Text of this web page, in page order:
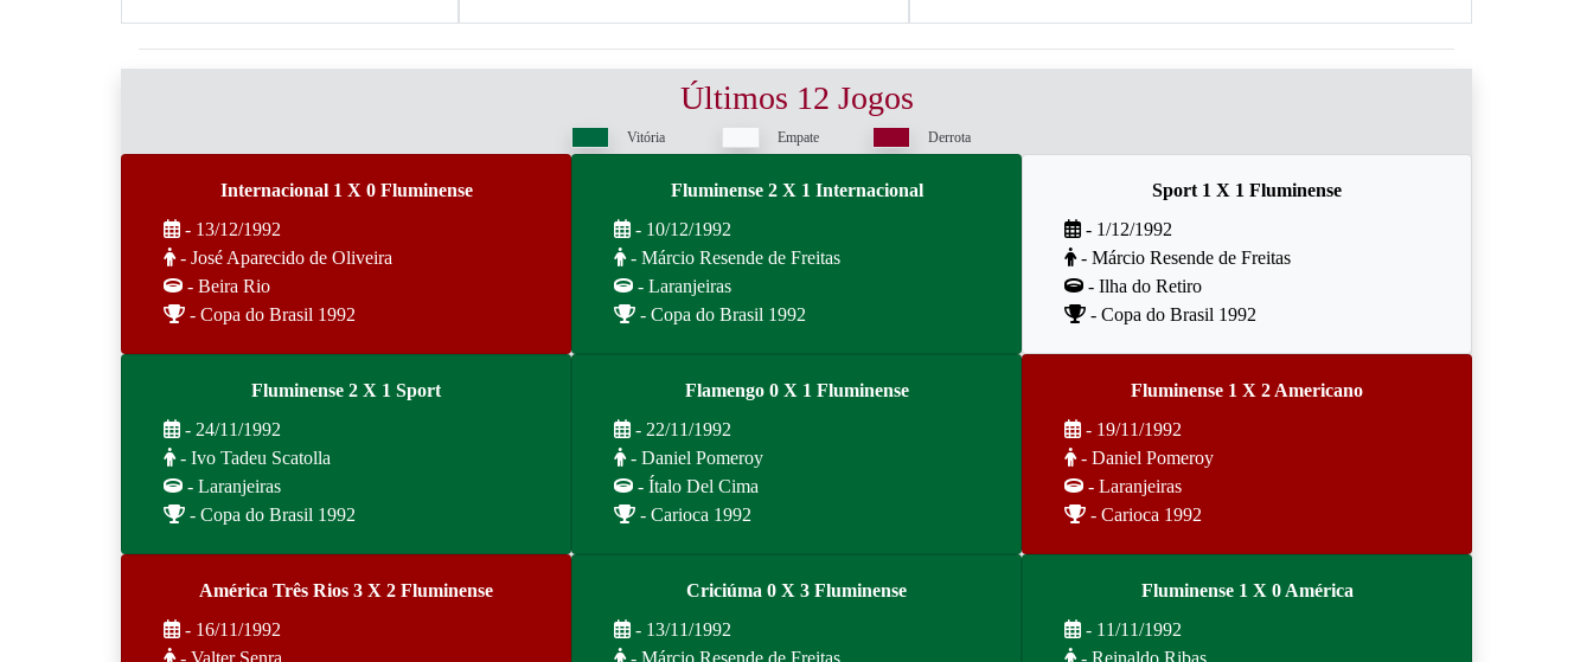
Últimos 12 Jogos
Vitória Empate Derrota
Internacional 1 X 0 Fluminense
- 13/12/1992
- José Aparecido de Oliveira
- Beira Rio
- Copa do Brasil 1992
Fluminense 2 X 1 Internacional
- 10/12/1992
- Márcio Resende de Freitas
- Laranjeiras
- Copa do Brasil 1992
Sport 1 X 1 Fluminense
- 1/12/1992
- Márcio Resende de Freitas
- Ilha do Retiro
- Copa do Brasil 1992
Fluminense 2 X 1 Sport
- 24/11/1992
- Ivo Tadeu Scatolla
- Laranjeiras
- Copa do Brasil 1992
Flamengo 0 X 1 Fluminense
- 22/11/1992
- Daniel Pomeroy
- Ítalo Del Cima
- Carioca 1992
Fluminense 1 X 2 Americano
- 19/11/1992
- Daniel Pomeroy
- Laranjeiras
- Carioca 1992
América Três Rios 3 X 2 Fluminense
- 16/11/1992
- Valter Senra
Criciúma 0 X 3 Fluminense
- 13/11/1992
- Márcio Resende de Freitas
Fluminense 1 X 0 América
- 11/11/1992
- Reinaldo Ribas